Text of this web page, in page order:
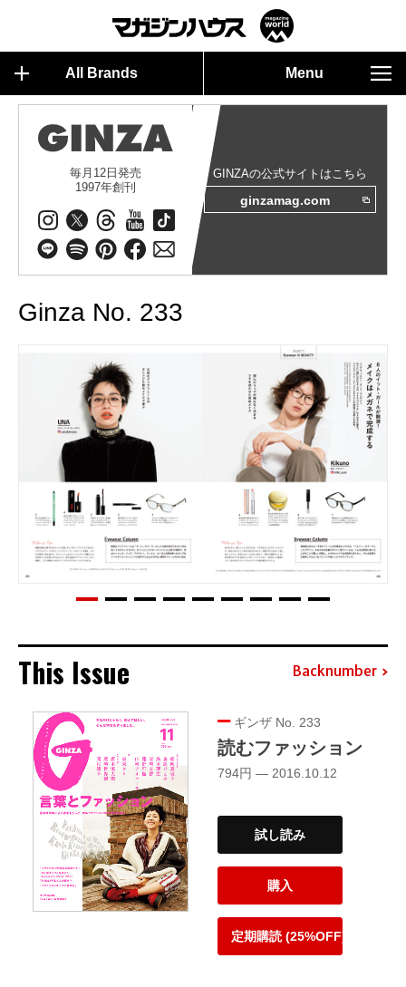
All Brands Menu
毎月12日発売
1997年創刊
GINZAの公式サイトはこちら
ginzamag.com
Ginza No. 233
This Issue Backnumber
ギンザ No. 233
読むファッション
794円 — 2016.10.12
試し読み
購入
定期購読 (25%OFF)